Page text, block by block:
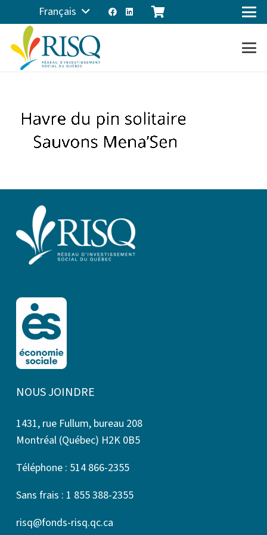
Français
NOUS JOINDRE
1431, rue Fullum, bureau 208
Montréal (Québec) H2K 0B5
Téléphone : 514 866-2355
Sans frais : 1 855 388-2355
risq@fonds-risq.qc.ca